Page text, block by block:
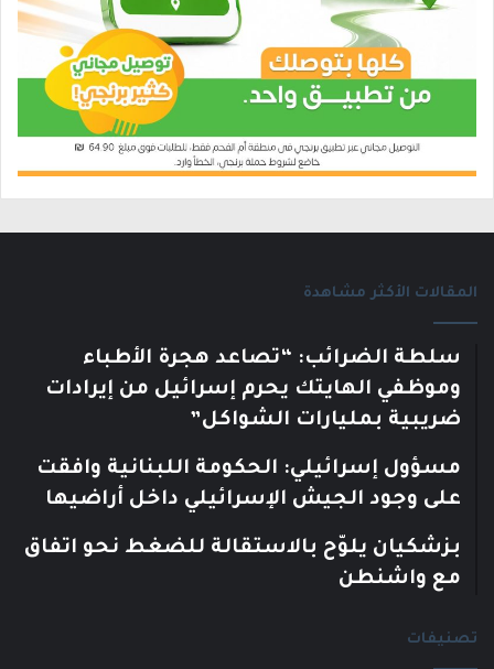
المقالات الأكثر مشاهدة
سلطة الضرائب: “تصاعد هجرة الأطباء
وموظفي الهايتك يحرم إسرائيل من إيرادات
ضريبية بمليارات الشواكل”
مسؤول إسرائيلي: الحكومة اللبنانية وافقت
على وجود الجيش الإسرائيلي داخل أراضيها
بزشكيان يلوّح بالاستقالة للضغط نحو اتفاق
مع واشنطن
تصنيفات